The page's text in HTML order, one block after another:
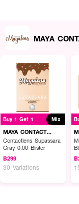
How to Use:
● ล้างมือให้สะอาดและเช็ด
● คีบคอนแทคเลนส์ขึ้นมา
● ค่อยๆ ใส่คอนแทคเลนส์ล
MAYA
Buy 1 Get 1 Mix
MAYA CONTACT
LENS
Contactlens Supassara
Gray 0.00 Blister
฿299
30 Variations
฿